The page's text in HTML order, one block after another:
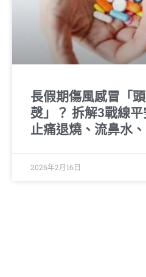
長假期傷風感冒「
㷫」？ 拆解3戰線平
止痛退燒、流鼻水
2026年2月16日